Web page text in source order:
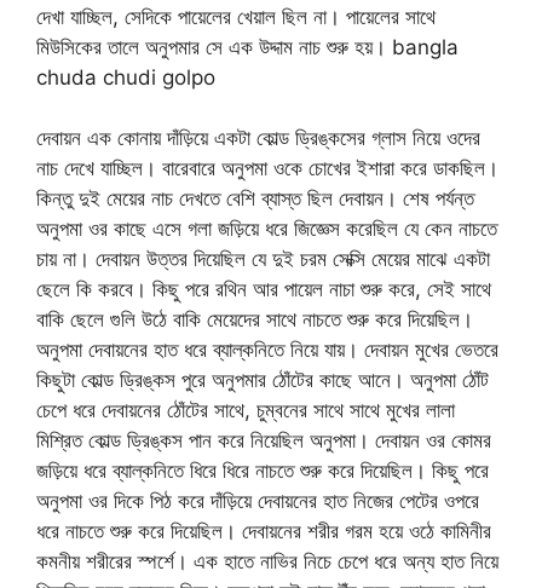
দেখা যাচ্ছিল, সেদিকে পায়েলের খেয়াল ছিল না। পায়েলের সাথে
মিউসিকের তালে অনুপমার সে এক উদ্দাম নাচ শুরু হয়। bangla
chuda chudi golpo
দেবায়ন এক কোনায় দাঁড়িয়ে একটা কোল্ড ড্রিঙ্কসের গ্লাস নিয়ে ওদের
নাচ দেখে যাচ্ছিল। বারেবারে অনুপমা ওকে চোখের ইশারা করে ডাকছিল।
কিন্তু দুই মেয়ের নাচ দেখতে বেশি ব্যাস্ত ছিল দেবায়ন। শেষ পর্যন্ত
অনুপমা ওর কাছে এসে গলা জড়িয়ে ধরে জিজ্ঞেস করেছিল যে কেন নাচতে
চায় না। দেবায়ন উত্তর দিয়েছিল যে দুই চরম সেক্সি মেয়ের মাঝে একটা
ছেলে কি করবে। কিছু পরে রথিন আর পায়েল নাচা শুরু করে, সেই সাথে
বাকি ছেলে গুলি উঠে বাকি মেয়েদের সাথে নাচতে শুরু করে দিয়েছিল।
অনুপমা দেবায়নের হাত ধরে ব্যাল্কনিতে নিয়ে যায়। দেবায়ন মুখের ভেতরে
কিছুটা কোল্ড ড্রিঙ্কস পুরে অনুপমার ঠোঁটের কাছে আনে। অনুপমা ঠোঁট
চেপে ধরে দেবায়নের ঠোঁটের সাথে, চুম্বনের সাথে সাথে মুখের লালা
মিশ্রিত কোল্ড ড্রিঙ্কস পান করে নিয়েছিল অনুপমা। দেবায়ন ওর কোমর
জড়িয়ে ধরে ব্যাল্কনিতে ধিরে ধিরে নাচতে শুরু করে দিয়েছিল। কিছু পরে
অনুপমা ওর দিকে পিঠ করে দাঁড়িয়ে দেবায়নের হাত নিজের পেটের ওপরে
ধরে নাচতে শুরু করে দিয়েছিল। দেবায়নের শরীর গরম হয়ে ওঠে কামিনীর
কমনীয় শরীরের স্পর্শে। এক হাতে নাভির নিচে চেপে ধরে অন্য হাত নিয়ে